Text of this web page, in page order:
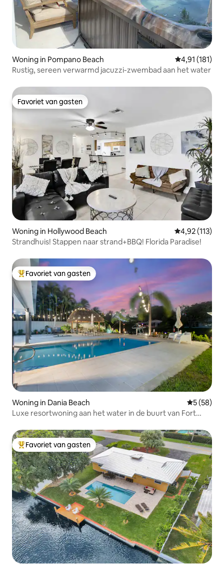
Woning in Pompano Beach Gemiddelde
4,91 (181)
Rustig, sereen verwarmd jacuzzi-zwembad aan het water
Favoriet van gasten
Favoriet van gasten
Woning in Hollywood Beach Gemiddelde
4,92 (113)
Strandhuis! Stappen naar strand+BBQ! Florida Paradise!
Topfavoriet van gasten
Favoriet van gasten
Woning in Dania Beach
5 (58)
Luxe resortwoning aan het water in de buurt van Fort
Topfavoriet van gasten
Favoriet van gasten